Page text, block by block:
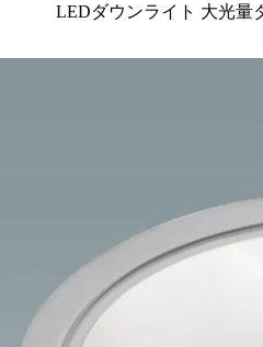
LEDダウンライト 大光量